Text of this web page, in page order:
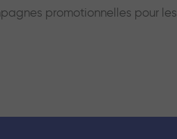
promotionnelles pour les